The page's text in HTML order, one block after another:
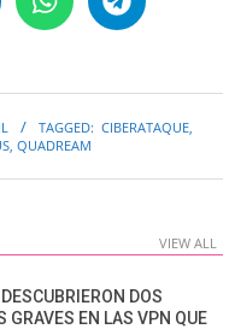
TAGGED: CIBERATAQUE
QUADREAM
VIEW ALL
DOS
GRAVES EN LAS VPN QUE